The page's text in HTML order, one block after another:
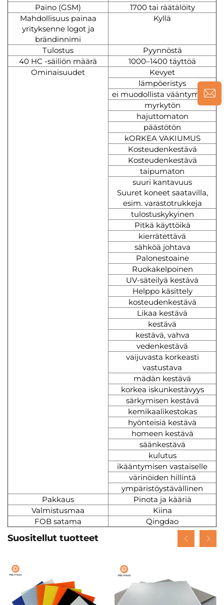
Paino (GSM)
1700 tai räätälöity
Mahdollisuus painaa
yrityksenne logot ja
brändinnimi
Kyllä
Tulostus
Pyynnöstä
40 HC -säiliön määrä
1000–1400 täyttöä
Ominaisuudet
Kevyet
lämpöeristys
ei muodollista vääntymistä
myrkytön
hajuttomaton
päästötön
kORKEA VAKIUMUS
Kosteudenkestävä
Kosteudenkestävä
taipumaton
suuri kantavuus
Suuret koneet saatavilla,
esim. varastotrukkeja
tulostuskykyinen
Pitkä käyttöikä
kierrätettävä
sähköä johtava
Palonestoaine
Ruokakelpoinen
UV-säteilyä kestävä
Helppo käsittely
kosteudenkestävä
Likaa kestävä
kestävä
kestävä, vahva
vedenkestävä
vaijuvasta korkeasti
vastustava
mädän kestävä
korkea iskunkestävyys
särkymisen kestävä
kemikaalikestokas
hyönteisiä kestävä
homeen kestävä
säänkestävä
kulutus
ikääntymisen vastaiselle
värinöiden hillintä
ympäristöystävällinen
Pakkaus
Pinota ja kääriä
Valmistusmaa
Kiina
FOB satama
Qingdao
Suositellut tuotteet